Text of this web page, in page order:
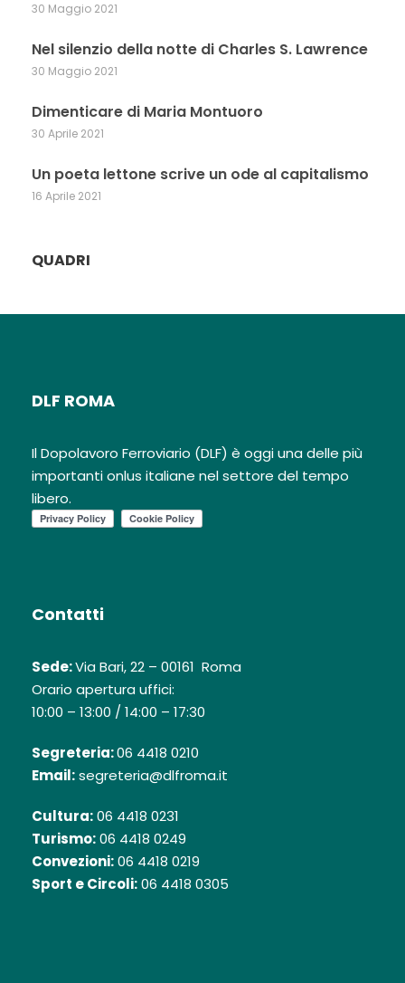
30 Maggio 2021
Nel silenzio della notte di Charles S. Lawrence
30 Maggio 2021
Dimenticare di Maria Montuoro
30 Aprile 2021
Un poeta lettone scrive un ode al capitalismo
16 Aprile 2021
QUADRI
DLF ROMA
Il Dopolavoro Ferroviario (DLF) è oggi una delle più
importanti onlus italiane nel settore del tempo
libero.
Contatti
Sede:Via Bari, 22 – 00161 Roma
Orario apertura uffici:
10:00 – 13:00 / 14:00 – 17:30
Segreteria:06 4418 0210
Email:segreteria@dlfroma.it
Cultura:06 4418 0231
Turismo:06 4418 0249
Convezioni:06 4418 0219
Sport e Circoli:06 4418 0305